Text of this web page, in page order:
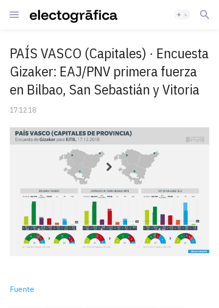
PAÍS VASCO (Capitales) · Encuesta
Gizaker: EAJ/PNV primera fuerza
en Bilbao, San Sebastián y Vitoria
17.12.18
Fuente